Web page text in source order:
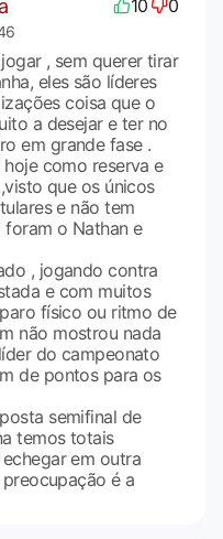
10 0
, sem querer tirar
eles são líderes
coisa que o
a desejar e ter no
em grande fase .
como reserva e
que os únicos
e não tem
o Nathan e
, jogando contra
e com muitos
físico ou ritmo de
não mostrou nada
do campeonato
de pontos para os
semifinal de
temos totais
em outra
é a